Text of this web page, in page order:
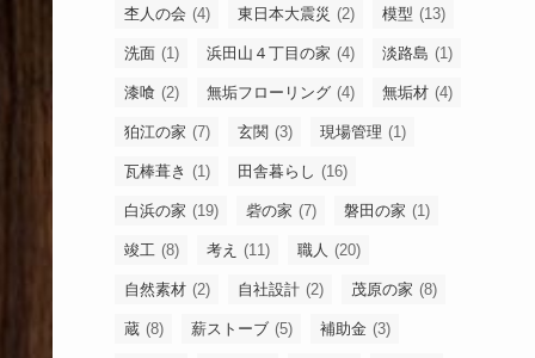
杢人の会 (4) 東日本大震災 (2) 模型 (13)
洗面 (1) 浜田山４丁目の家 (4) 淡路島 (1)
漆喰 (2) 無垢フローリング (4) 無垢材 (4)
狛江の家 (7) 玄関 (3) 現場管理 (1)
瓦棒葺き (1) 田舎暮らし (16)
白浜の家 (19) 砦の家 (7) 磐田の家 (1)
竣工 (8) 考え (11) 職人 (20)
自然素材 (2) 自社設計 (2) 茂原の家 (8)
蔵 (8) 薪ストーブ (5) 補助金 (3)